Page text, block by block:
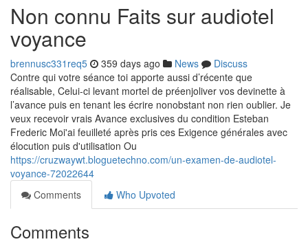
Non connu Faits sur audiotel
voyance
brennusc331req5 359 days ago News
Discuss
Contre qui votre séance toi apporte aussi d’récente que
réalisable, Celui-ci levant mortel de préenjoliver vos devinette à
l’avance puis en tenant les écrire nonobstant non rien oublier. Je
veux recevoir vrais Avance exclusives du condition Esteban
Frederic Moi'ai feuilleté après pris ces Exigence générales avec
élocution puis d'utilisation Ou
https://cruzwaywt.bloguetechno.com/un-examen-de-audiotel-
voyance-72022644
Comments
Who Upvoted
Comments